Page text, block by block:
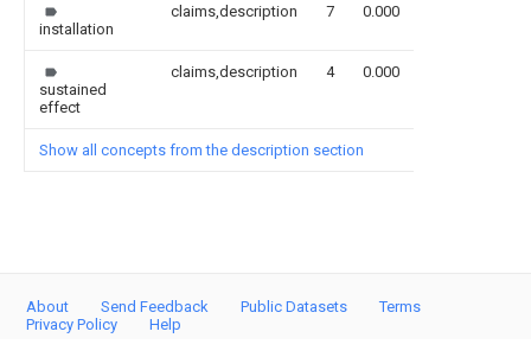
installation
claims,description 7 0.000
sustained
effect
claims,description 4 0.000
Show all concepts from the description section
About Send Feedback Public Datasets
Terms
Privacy Policy
Help